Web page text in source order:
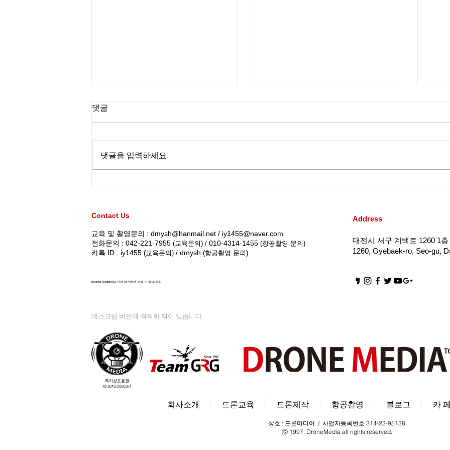
댓글
댓글을 입력하세요.
Contact Us
교육 및 촬영문의 : dmysh@hanmail.net / iy1455@naver.com
전화문의 : 042-221-7955 (교육문의) / 010-4314-1455 (항공촬영 문의)
카톡 ID : iy1455 (교육문의) / dmysh (항공촬영 문의)
Address
대전시 서구 계백로 1260 1
1260, Gyebaek-ro, Seo-gu,
Internet Explorer10 이상 버젼에서 보실 수 있습니다.
데스크탑 버전에 최적화 되어 있습니다.
특허상표출원
40-2016-0000564
회사소개 드론교육 드론제작 항공촬영 블로그 카 페
상호 : 드론미디어 / 사업자등록번호 314-23-95138
ⓒ 1997. DroneMedia all rights reserved.